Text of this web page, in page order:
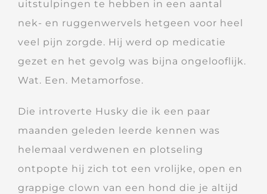
uitstulpingen te hebben in een aantal
nek- en ruggenwervels hetgeen voor heel
veel pijn zorgde. Hij werd op medicatie
gezet en het gevolg was bijna ongelooflijk.
Wat. Een. Metamorfose.
Die introverte Husky die ik een paar
maanden geleden leerde kennen was
helemaal verdwenen en plotseling
ontpopte hij zich tot een vrolijke, open en
grappige clown van een hond die je altijd